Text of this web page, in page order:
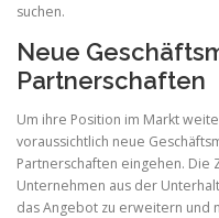
suchen.
Neue
Partnerschaften
Um ihre Position im Markt
voraussichtlich neue
Partnerschaften eingehen.
Unternehmen aus der
das Angebot zu erweitern und